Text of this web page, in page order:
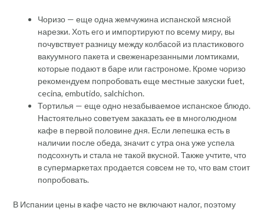
Чоризо — еще одна жемчужина испанской мясной
нарезки. Хоть его и импортируют по всему миру, вы
почувствует разницу между колбасой из пластикового
вакуумного пакета и свеженарезанными ломтиками,
которые подают в баре или гастрономе. Кроме чоризо
рекомендуем попробовать еще местные закуски fuet,
cecina, embutido, salchichon.
Тортилья — еще одно незабываемое испанское блюдо.
Настоятельно советуем заказать ее в многолюдном
кафе в первой половине дня. Если лепешка есть в
наличии после обеда, значит с утра она уже успела
подсохнуть и стала не такой вкусной. Также учтите, что
в супермаркетах продается совсем не то, что вам стоит
попробовать.
В Испании цены в кафе часто не включают налог, поэтому